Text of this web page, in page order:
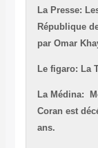
La Presse:
République
par Omar
Le figaro: La
La Médina:
Coran est
ans.